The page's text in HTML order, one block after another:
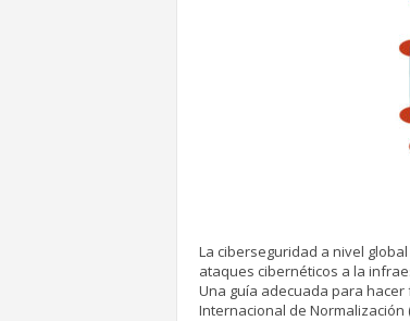
La ciberseguridad a nivel
ataques cibernéticos a la
Una guía adecuada para hacer
Internacional de Normalización